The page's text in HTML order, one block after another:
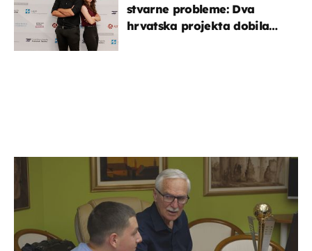
stvarne probleme: Dva
hrvatska projekta dobila